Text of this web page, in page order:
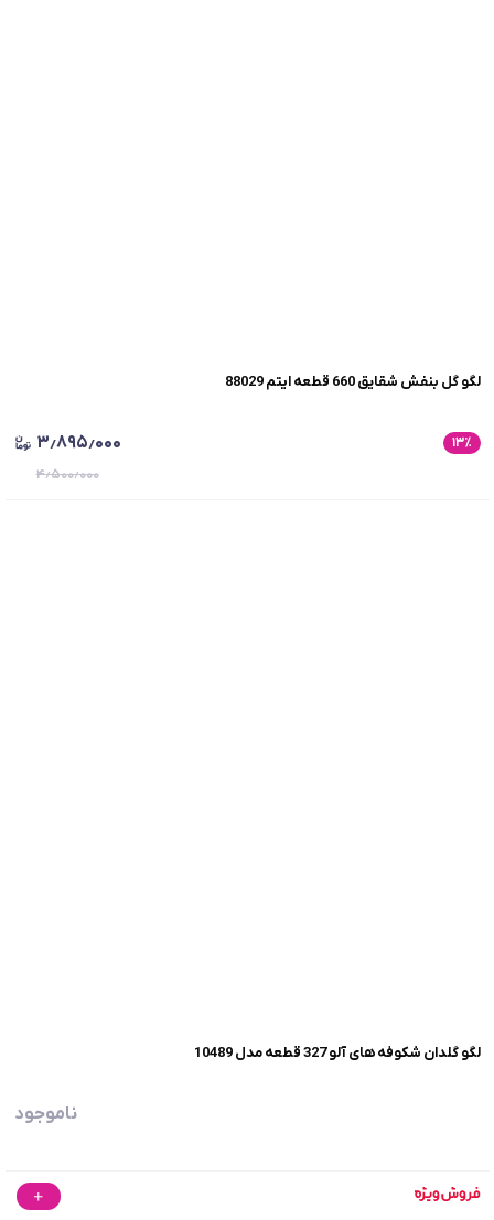
لگو گل بنفش شقایق 660 قطعه ایتم 88029
۱۳٪ ۳٫۸۹۵٫۰۰۰
۴٫۵۰۰٫۰۰۰
لگو گلدان شکوفه های آلو 327 قطعه مدل 10489
ناموجود